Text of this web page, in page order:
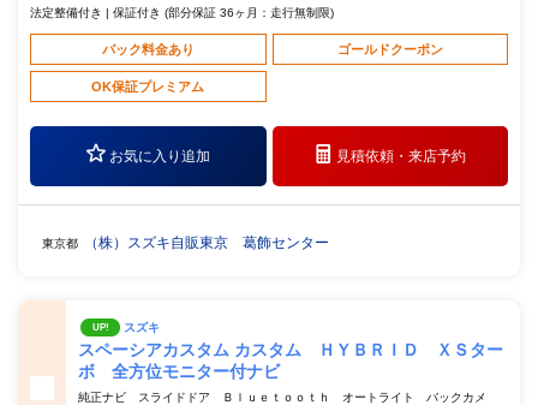
法定整備付き | 保証付き (部分保証 36ヶ月：走行無制限)
パック料金あり ゴールドクーポン
OK保証プレミアム
お気に入り追加 見積依頼・来店予約
東京都 （株）スズキ自販東京 葛飾センター
UP! スズキ
スペーシアカスタム カスタム ＨＹＢＲＩＤ ＸＳター
ボ 全方位モニター付ナビ
純正ナビ スライドドア Ｂｌｕｅｔｏｏｔｈ オートライト バックカメ